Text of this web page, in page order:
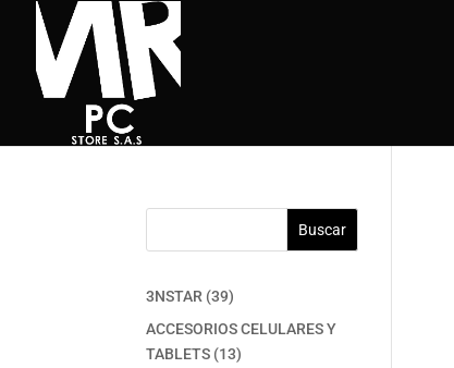
Buscar
3NSTAR 3939
productos
ACCESORIOS CELULARES Y
TABLETS 1313